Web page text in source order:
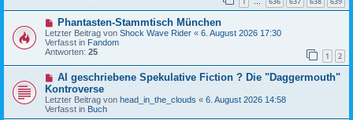
g
r
B
e
i
t
r
g
…
N
e
u
e
r
B
e
i
t
r
a
Phantasten-Stammtisch München
Letzter Beitrag von Shock Wave Rider « 6. August 2026 17:30
Verfasst in Fandom
Antworten: 25 1 2
N
u
e
r
AI geschriebene Spekulative Fiction ? Die "Daggermouth"
Kontroverse
Letzter Beitrag von head_in_the_clouds « 6. August 2026 14:58
Verfasst in Buch